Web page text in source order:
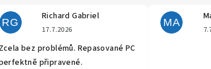
je 5 z 5 hvězdiček.
RG
Richard Gabriel
Hodnocení obchodu je 5 z 5
17.7.2026
Zcela bez problémů. Repasované PC
připravené.
MA